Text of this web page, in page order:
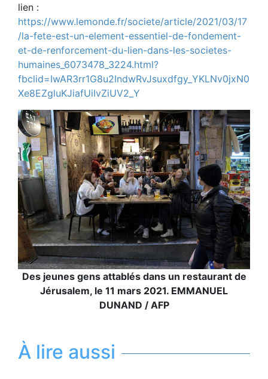
lien :
https://www.lemonde.fr/societe/article/2021/03/17
/la-fete-est-un-element-essentiel-de-fondement-
et-de-renforcement-du-lien-dans-les-societes-
humaines_6073478_3224.html?
fbclid=IwAR3rr1G8u2IndwRvJsuxdfgy_YKLNv0jxN0
Xe8EZgluKJiafUiIvZiUV2_Y
Des jeunes gens attablés dans un restaurant de
Jérusalem, le 11 mars 2021. EMMANUEL
DUNAND / AFP
À lire aussi